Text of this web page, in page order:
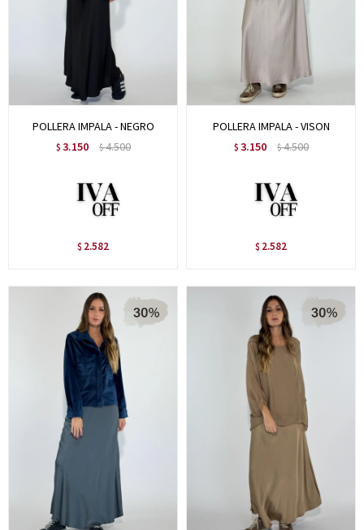
POLLERA IMPALA - NEGRO
$ 3.150 $4.500
$ 2.582
POLLERA IMPALA - VISON
$ 3.150 $4.500
$ 2.582